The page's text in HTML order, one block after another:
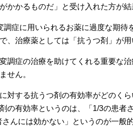
かかるものだ」と受け入れた方が
調症に用いられるお薬に過度な期待
、治療薬としては「抗うつ剤」が用
調症の治療を助けてくれる重要な
せん。
対する抗うつ剤の有効率がどのく
の有効率というのは、「1/3の患者
さんには効かない」というのが一般